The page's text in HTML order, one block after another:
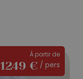
À partir de
1249 € / pers